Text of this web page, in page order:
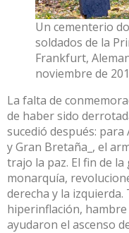
Un cementerio
soldados de la
Frankfurt,
noviembre de
La falta de
de haber sido
sucedió después: para
y Gran Bretaña_, el
trajo la paz. El fin de
monarquía,
derecha y la
hiperinflación,
ayudaron el ascenso